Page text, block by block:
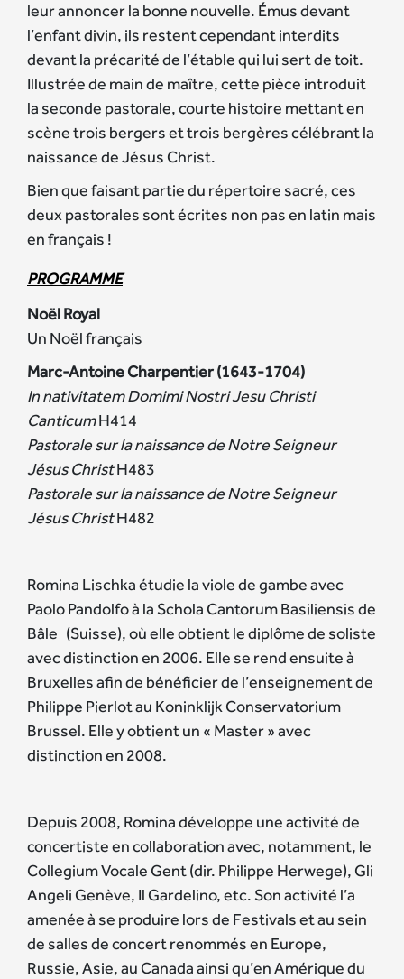
leur annoncer la bonne nouvelle. Émus devant
l’enfant divin, ils restent cependant interdits
devant la précarité de l’étable qui lui sert de toit.
Illustrée de main de maître, cette pièce introduit
la seconde pastorale, courte histoire mettant en
scène trois bergers et trois bergères célébrant la
naissance de Jésus Christ.
Bien que faisant partie du répertoire sacré, ces
deux pastorales sont écrites non pas en latin mais
en français !
PROGRAMME
Noël Royal
Un Noël français
Marc-Antoine Charpentier (1643-1704)
In nativitatem Domimi Nostri Jesu Christi
CanticumH414
Pastorale sur la naissance de Notre Seigneur
Jésus ChristH483
Pastorale sur la naissance de Notre Seigneur
Jésus ChristH482
Romina Lischka étudie la viole de gambe avec
Paolo Pandolfo à la Schola Cantorum Basiliensis de
Bâle (Suisse), où elle obtient le diplôme de soliste
avec distinction en 2006. Elle se rend ensuite à
Bruxelles afin de bénéficier de l’enseignement de
Philippe Pierlot au Koninklijk Conservatorium
Brussel. Elle y obtient un « Master » avec
distinction en 2008.
Depuis 2008, Romina développe une activité de
concertiste en collaboration avec, notamment, le
Collegium Vocale Gent (dir. Philippe Herwege), Gli
Angeli Genève, Il Gardelino, etc. Son activité l’a
amenée à se produire lors de Festivals et au sein
de salles de concert renommés en Europe,
Russie, Asie, au Canada ainsi qu’en Amérique du